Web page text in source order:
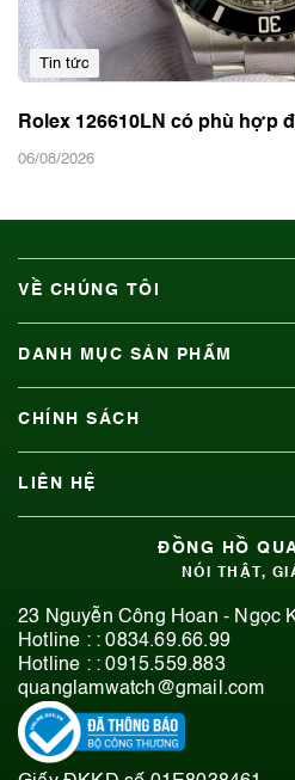
Rolex 126610LN có phù hợp
06/08/2026
VỀ CHÚNG TÔI
DANH MỤC SẢN PHẨM
LIÊN HỆ
ĐỒNG HỒ